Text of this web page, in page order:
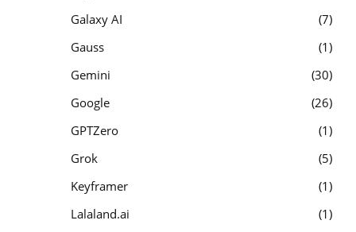
Galaxy AI
7
Gauss
1
Gemini
30
Google
26
GPTZero
1
Grok
5
Keyframer
1
Lalaland.ai
1